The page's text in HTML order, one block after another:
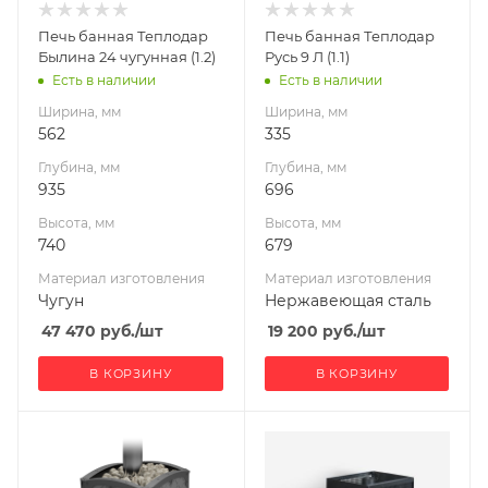
Чугун
Вид топлива
Дрова
Диаметр дымохода,
мм
Длина дров, мм
Масса камней, кг
Гарантия, мес.
Печь банная Теплодар
Былина 24 чугунная (1.2)
Есть в наличии
Ширина, мм
562
Глубина, мм
935
Высота, мм
740
Материал изготовления
Чугун
47 470 руб./шт
В КОРЗИНУ
Нержавеющая
сталь
Вид топлива
Диаметр дымохода,
115
370
25
60
Печь банная Теплодар
Русь 9 Л (1.1)
Есть в наличии
Ширина, мм
335
Глубина, мм
696
Высота, мм
679
Материал изготовления
Нержавеющая сталь
19 200 руб./шт
В КОРЗИНУ